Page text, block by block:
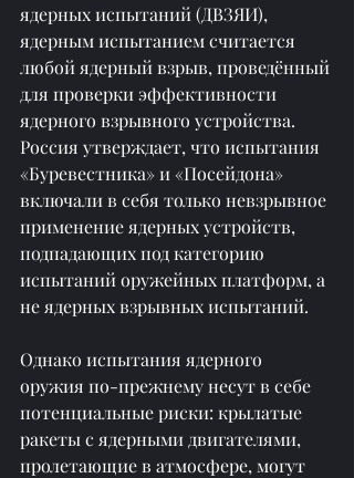
ядерных испытаний (ДВЗЯИ),
ядерным испытанием считается
любой ядерный взрыв, проведённый
для проверки эффективности
ядерного взрывного устройства.
Россия утверждает, что испытания
«Буревестника» и «Посейдона»
включали в себя только невзрывное
применение ядерных устройств,
подпадающих под категорию
испытаний оружейных платформ, а
не ядерных взрывных испытаний.
Однако испытания ядерного
оружия по-прежнему несут в себе
потенциальные риски: крылатые
ракеты с ядерными двигателями,
пролетающие в атмосфере, могут